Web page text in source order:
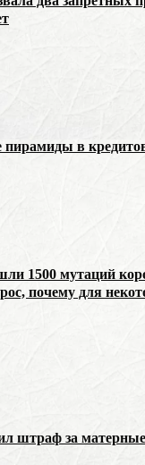
в
1500 мутаций
почему для
штраф за матерные